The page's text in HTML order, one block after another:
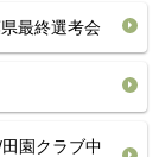
最終選考会
園クラブ中